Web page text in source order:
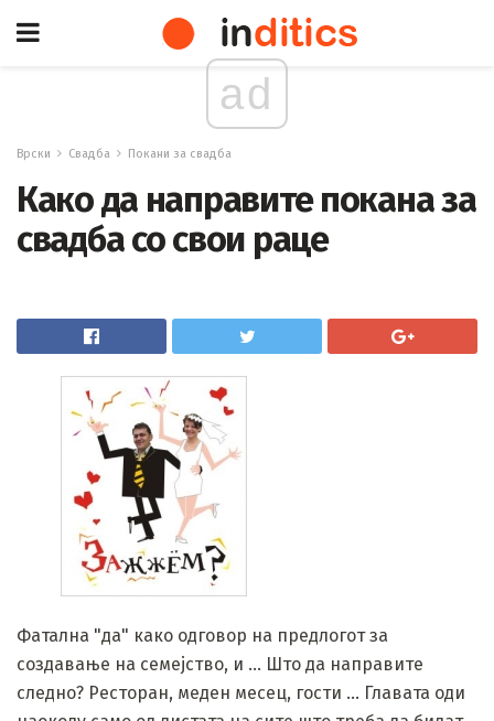
ad
Врски Свадба Покани за свадба
Како да направите покана за
свадба со свои раце
Фатална "да" како одговор на предлогот за
создавање на семејство, и ... Што да направите
следно? Ресторан, меден месец, гости ... Главата оди